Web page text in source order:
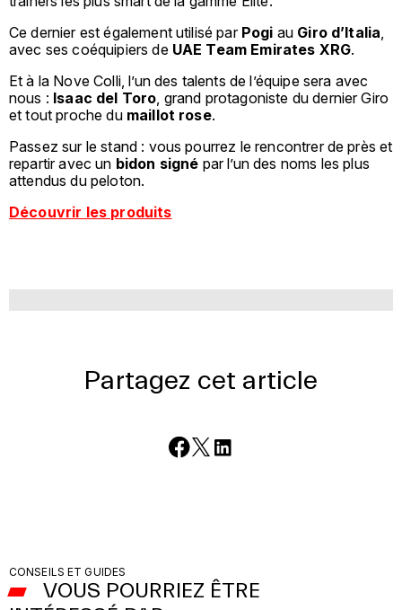
Ce dernier est également utilisé par Pogi au Giro d’Italia,
avec ses coéquipiers de UAE Team Emirates XRG.
Et à la Nove Colli, l’un des talents de l’équipe sera avec
nous : Isaac del Toro, grand protagoniste du dernier Giro
et tout proche du maillot rose.
Passez sur le stand : vous pourrez le rencontrer de près et
repartir avec un bidon signé par l’un des noms les plus
attendus du peloton.
Découvrir les produits
Partagez cet article
CONSEILS ET GUIDES
VOUS POURRIEZ ÊTRE